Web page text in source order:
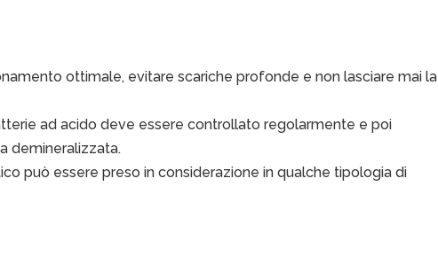
ottimale, evitare scariche profonde e non lasciare mai la
ad acido deve essere controllato regolarmente e poi
demineralizzata.
può essere preso in considerazione in qualche tipologia di